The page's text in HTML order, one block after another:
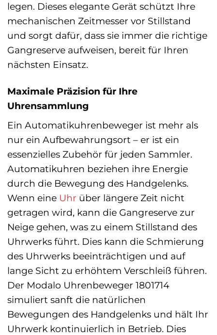
legen. Dieses elegante Gerät schützt Ihre
mechanischen Zeitmesser vor Stillstand
und sorgt dafür, dass sie immer die richtige
Gangreserve aufweisen, bereit für Ihren
nächsten Einsatz.
Maximale Präzision für Ihre
Uhrensammlung
Ein Automatikuhrenbeweger ist mehr als
nur ein Aufbewahrungsort – er ist ein
essenzielles Zubehör für jeden Sammler.
Automatikuhren beziehen ihre Energie
durch die Bewegung des Handgelenks.
Wenn eine Uhr über längere Zeit nicht
getragen wird, kann die Gangreserve zur
Neige gehen, was zu einem Stillstand des
Uhrwerks führt. Dies kann die Schmierung
des Uhrwerks beeinträchtigen und auf
lange Sicht zu erhöhtem Verschleiß führen.
Der Modalo Uhrenbeweger 1801714
simuliert sanft die natürlichen
Bewegungen des Handgelenks und hält Ihr
Uhrwerk kontinuierlich in Betrieb. Dies